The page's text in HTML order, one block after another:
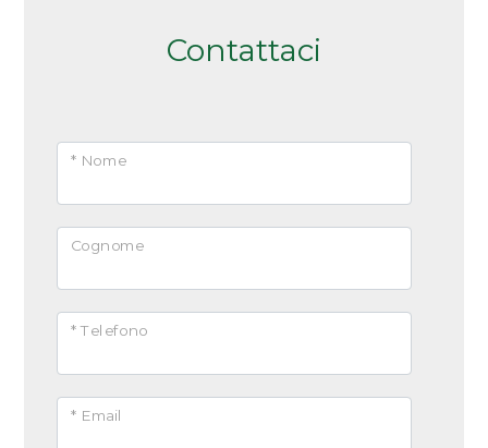
Contattaci
* Nome
Cognome
* Telefono
* Email